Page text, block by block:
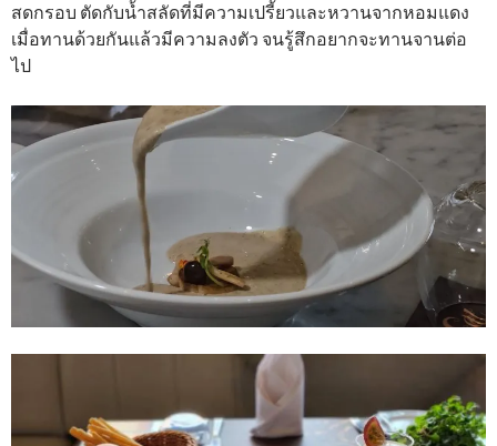
สดกรอบ ตัดกับน้ำสลัดที่มีความเปรี้ยวและหวานจากหอมแดง
เมื่อทานด้วยกันแล้วมีความลงตัว จนรู้สึกอยากจะทานจานต่อ
ไป